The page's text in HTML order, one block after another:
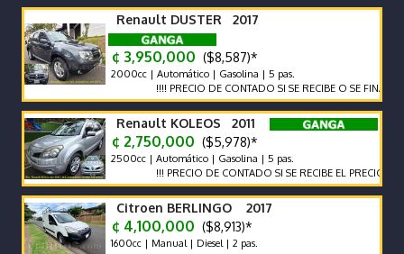
Renault DUSTER 2017
¢ 3,950,000 ($8,587)*
2000cc | Automático | Gasolina | 5 pas.
!!!! PRECIO DE CONTADO SI SE RECIBE O SE FINANCIA EL
Renault KOLEOS 2011
¢ 2,750,000 ($5,978)*
2500cc | Automático | Gasolina | 5 pas.
!!! PRECIO DE CONTADO SI SE RECIBE EL PRECIO VARIA !!!
Citroen BERLINGO 2017
¢ 4,100,000 ($8,913)*
1600cc | Manual | Diesel | 2 pas.